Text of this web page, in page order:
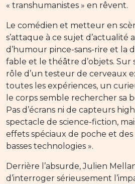
« transhumanistes » en rêvent.
Le comédien et metteur en
s’attaque à ce sujet d’actualité
d’humour pince-sans-rire et la
fable et le théâtre d’objets. Sur
rôle d’un testeur de cerveaux
toutes les expériences, un
le corps semble rechercher sa
Pas d’écrans ni de capteurs
spectacle de science-fiction,
effets spéciaux de poche et
basses technologies ».
Derrière l’absurde, Julien
d’interroger sérieusement